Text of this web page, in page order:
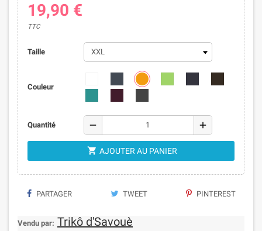
19,90 €
TTC
Taille
Couleur
Quantité remove add
 AJOUTER AU PANIER
PARTAGER TWEET PINTEREST
Vendu par: Trikô d'Savouè